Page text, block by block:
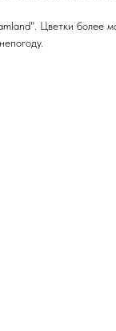
Цветки более